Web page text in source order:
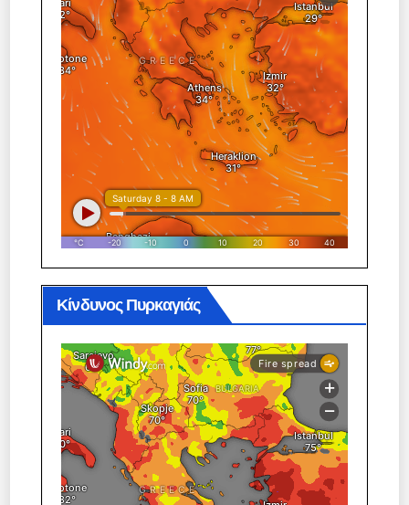
Κίνδυνος Πυρκαγιάς